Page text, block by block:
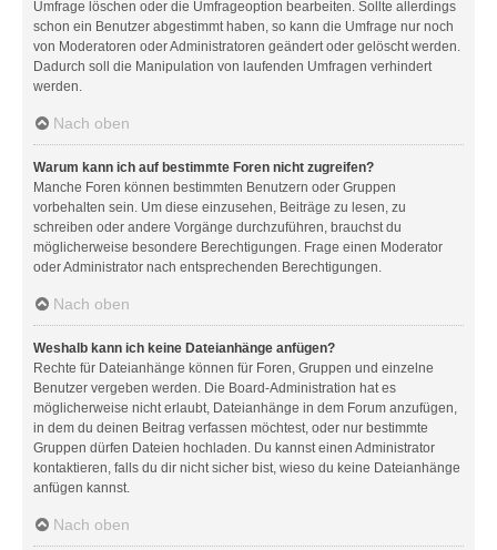
Umfrage löschen oder die Umfrageoption bearbeiten. Sollte allerdings
schon ein Benutzer abgestimmt haben, so kann die Umfrage nur noch
von Moderatoren oder Administratoren geändert oder gelöscht werden.
Dadurch soll die Manipulation von laufenden Umfragen verhindert
werden.
Nach oben
Warum kann ich auf bestimmte Foren nicht zugreifen?
Manche Foren können bestimmten Benutzern oder Gruppen
vorbehalten sein. Um diese einzusehen, Beiträge zu lesen, zu
schreiben oder andere Vorgänge durchzuführen, brauchst du
möglicherweise besondere Berechtigungen. Frage einen Moderator
oder Administrator nach entsprechenden Berechtigungen.
Nach oben
Weshalb kann ich keine Dateianhänge anfügen?
Rechte für Dateianhänge können für Foren, Gruppen und einzelne
Benutzer vergeben werden. Die Board-Administration hat es
möglicherweise nicht erlaubt, Dateianhänge in dem Forum anzufügen,
in dem du deinen Beitrag verfassen möchtest, oder nur bestimmte
Gruppen dürfen Dateien hochladen. Du kannst einen Administrator
kontaktieren, falls du dir nicht sicher bist, wieso du keine Dateianhänge
anfügen kannst.
Nach oben